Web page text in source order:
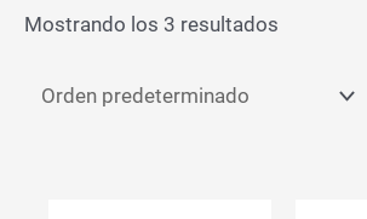
Mostrando los 3 resultados